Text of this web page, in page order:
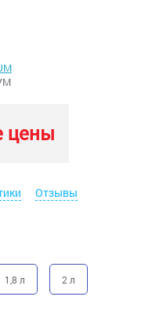
цены
Отзывы
1,8 л 2 л